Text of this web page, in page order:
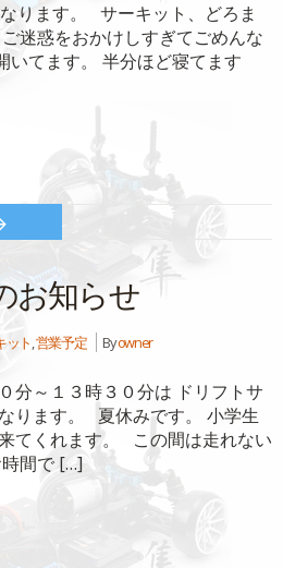
ります。 サーキット、どろま
迷惑をおかけしすぎてごめんな
てます。 半分ほど寝てます
お知らせ
ット,営業予定 Byowner
分～１３時３０分は ドリフトサ
ります。 夏休みです。 小学生
てくれます。 この間は走れない
間で […]